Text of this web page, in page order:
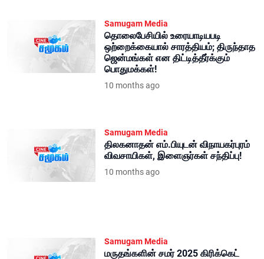
Samugam Media
தொலைபேசியில் உரையாடியபடி
ஒற்றைக்கையால் சாரத்தியம்; திருந்தாத
ஜென்மங்கள் என திட்டித்தீர்க்கும்
பொதுமக்கள்!
10 months ago
Samugam Media
திலகனாதன் எம்.பியுடன் விநாயகர்புரம்
விவசாயிகள், இளைஞர்கள் சந்திப்பு!
10 months ago
Samugam Media
மருதங்களின் சமர் 2025 கிரிக்கெட்